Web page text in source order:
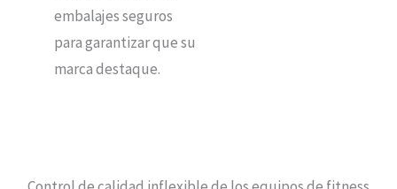
embalajes seguros
para garantizar que su
marca destaque.